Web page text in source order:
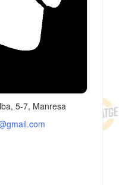
5-7, Manresa